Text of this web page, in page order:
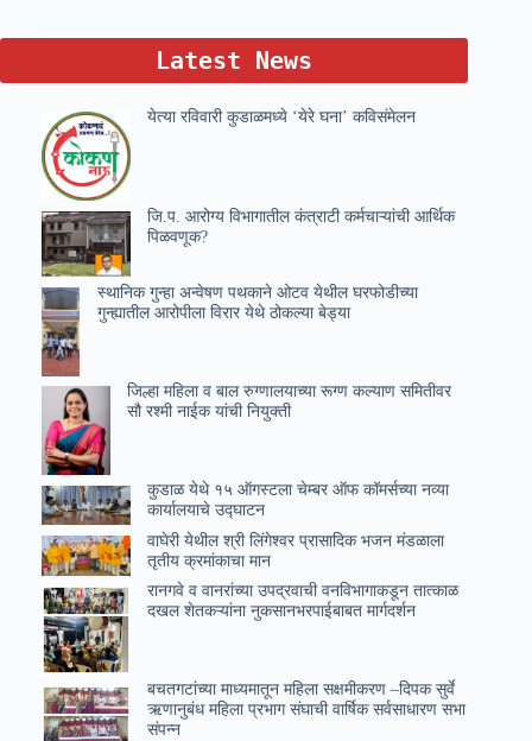
Latest News
येत्या रविवारी कुडाळमध्ये ‘येरे घना’ कविसंमेलन
जि.प. आरोग्य विभागातील कंत्राटी कर्मचाऱ्यांची आर्थिक
पिळवणूक?
स्थानिक गुन्हा अन्वेषण पथकाने ओटव येथील घरफोडीच्या
गुन्ह्यातील आरोपीला विरार येथे ठोकल्या बेड्या
जिल्हा महिला व बाल रुग्णालयाच्या रूग्ण कल्याण समितीवर
सौ रश्मी नाईक यांची नियुक्ती
कुडाळ येथे १५ ऑगस्टला चेम्बर ऑफ कॉमर्सच्या नव्या
कार्यालयाचे उ‌द्घाटन
वाघेरी येथील श्री लिंगेश्वर प्रासादिक भजन मंडळाला
तृतीय क्रमांकाचा मान
रानगवे व वानरांच्या उपद्रवाची वनविभागाकडून तात्काळ
दखल शेतकऱ्यांना नुकसानभरपाईबाबत मार्गदर्शन
बचतगटांच्या माध्यमातून महिला सक्षमीकरण –दिपक सुर्वे
ऋणानुबंध महिला प्रभाग संघाची वार्षिक सर्वसाधारण सभा
संपन्न